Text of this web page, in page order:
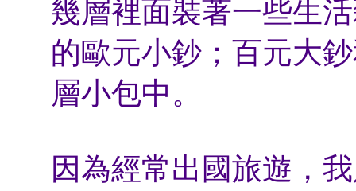
幾層裡面裝著一些生
的歐元小鈔；百元大
層小包中。
因為經常出國旅遊，